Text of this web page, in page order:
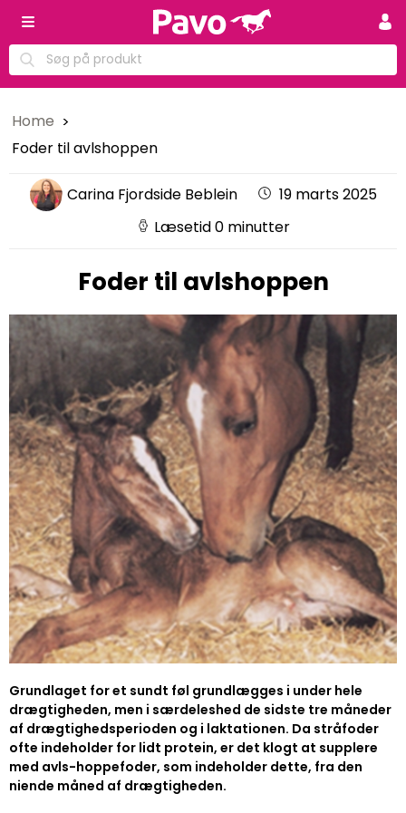
Home
Foder til avlshoppen
Carina Fjordside Beblein
19 marts 2025
Læsetid 0 minutter
Foder til avlshoppen
Grundlaget for et sundt føl grundlægges i under hele
drægtigheden, men i særdeleshed de sidste tre måneder
af drægtighedsperioden og i laktationen. Da stråfoder
ofte indeholder for lidt protein, er det klogt at supplere
med avls-hoppefoder, som indeholder dette, fra den
niende måned af drægtigheden.